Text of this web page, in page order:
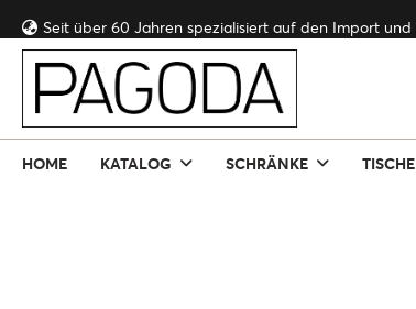
HOME KATALOG SCHRÄNKE TISCHE